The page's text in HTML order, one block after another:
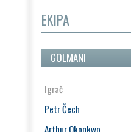
EKIPA
GOLMANI
Igrač
Petr Čech
Arthur Okonkwo